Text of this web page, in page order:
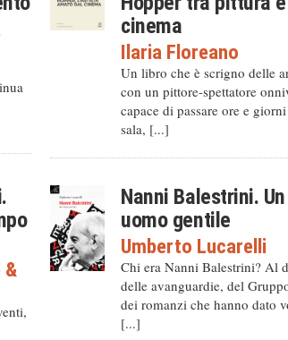
cinema
Ilaria Floreano
Un libro che è scrigno delle
con un pittore-spettatore
capace di passare ore e
sala, [...]
&
Nanni Balestrini. Un
uomo gentile
Umberto Lucarelli
Chi era Nanni Balestrini? Al
delle avanguardie, del
dei romanzi che hanno dato
[...]